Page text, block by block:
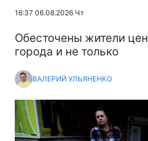
16:37 06.08.2026 Чт
Обесточены жители
города и не только
ВАЛЕРИЙ УЛЬЯНЕНКО